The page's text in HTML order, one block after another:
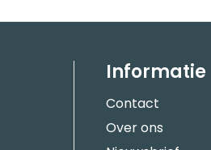
Informatie
Contact
Over ons